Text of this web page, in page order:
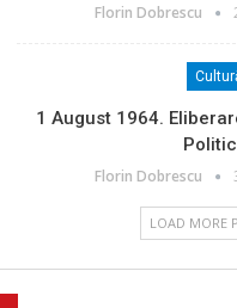
Florin Dobrescu
1 August 1964.
Florin Dobrescu
LOAD MORE